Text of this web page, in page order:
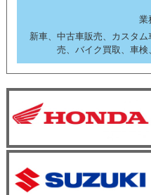
業
新車、中古車販売、カスタ
売、バイク買取、車